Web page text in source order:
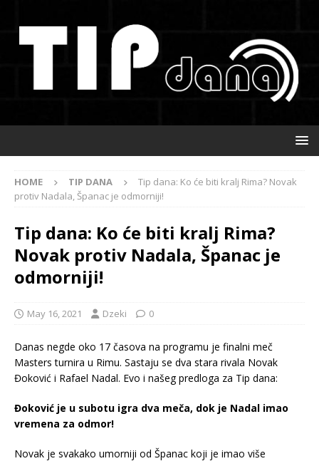
HOME TIP DANA
Tip dana: Ko će biti kralj Rima? Novak
protiv Nadala, Španac je odmorniji!
Tip dana: Ko će biti kralj Rima?
Novak protiv Nadala, Španac je
odmorniji!
May 16, 2021 Dzeki 0
Danas negde oko 17 časova na programu je finalni meč
Masters turnira u Rimu. Sastaju se dva stara rivala Novak
Đoković i Rafael Nadal. Evo i našeg predloga za Tip dana:
Đoković je u subotu igra dva meča, dok je Nadal imao
vremena za odmor!
Novak je svakako umorniji od Španac koji je imao više